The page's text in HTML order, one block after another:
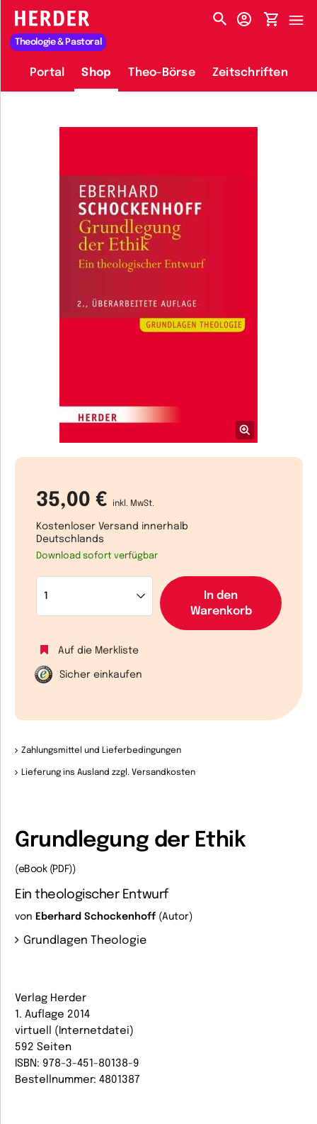
HERDER-MENÜ
Theologie & Pastoral
Portal Shop Theo-Börse Zeitschriften
35,00 € inkl. MwSt.
Kostenloser Versand innerhalb
Deutschlands
Download sofort verfügbar
In den
Warenkorb
Auf die Merkliste
Sicher einkaufen
Zahlungsmittel und Lieferbedingungen
Lieferung ins Ausland zzgl. Versandkosten
Grundlegung der Ethik
(eBook (PDF))
Ein theologischer Entwurf
von Eberhard Schockenhoff (Autor)
Grundlagen Theologie
Verlag Herder
1. Auflage 2014
virtuell (Internetdatei)
592 Seiten
ISBN: 978-3-451-80138-9
Bestellnummer: 4801387